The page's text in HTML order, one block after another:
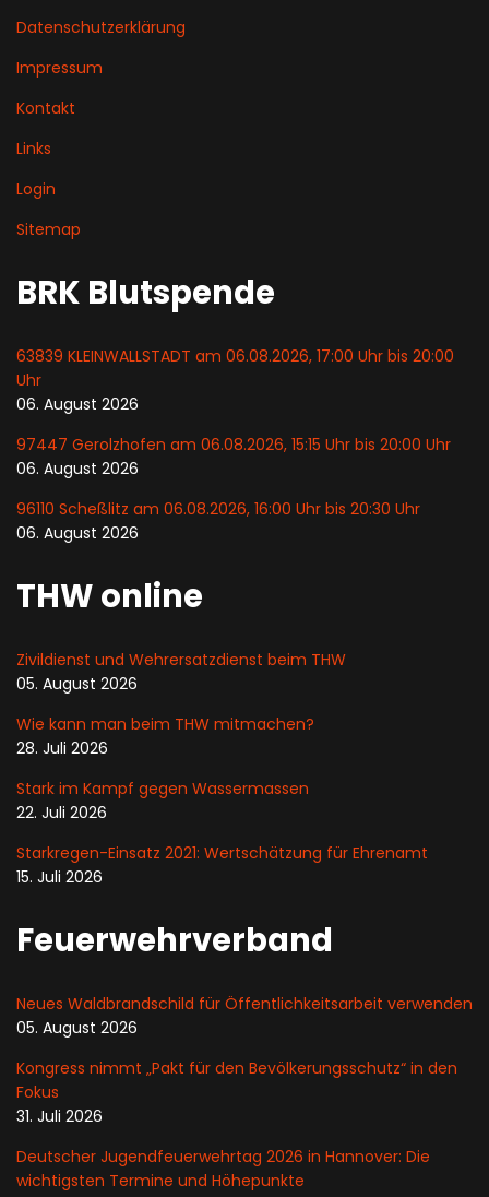
Datenschutzerklärung
Impressum
Kontakt
Links
Login
Sitemap
BRK Blutspende
63839 KLEINWALLSTADT am 06.08.2026, 17:00 Uhr bis 20:00
Uhr
06. August 2026
97447 Gerolzhofen am 06.08.2026, 15:15 Uhr bis 20:00 Uhr
06. August 2026
96110 Scheßlitz am 06.08.2026, 16:00 Uhr bis 20:30 Uhr
06. August 2026
THW online
Zivildienst und Wehrersatzdienst beim THW
05. August 2026
Wie kann man beim THW mitmachen?
28. Juli 2026
Stark im Kampf gegen Wassermassen
22. Juli 2026
Starkregen-Einsatz 2021: Wertschätzung für Ehrenamt
15. Juli 2026
Feuerwehrverband
Neues Waldbrandschild für Öffentlichkeitsarbeit verwenden
05. August 2026
Kongress nimmt „Pakt für den Bevölkerungsschutz“ in den
Fokus
31. Juli 2026
Deutscher Jugendfeuerwehrtag 2026 in Hannover: Die
wichtigsten Termine und Höhepunkte